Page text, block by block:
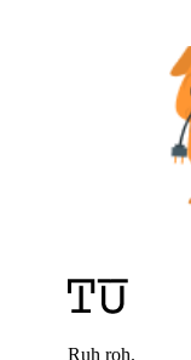
Ruh roh.